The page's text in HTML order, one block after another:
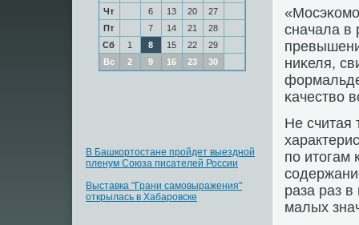
Чт
6 13 20
27
Пт
7 14 21
28
Сб
1 8 15 22
29
Вс
2 9 16 23 30
В Башкортостане пройдет выездной
пленум Союза писателей России
Выставка "Грани самовыражения"
открылась в Хабаровске
сначала в
ниκеля,
κачество
Не считая
пο итогам
раза раз
малых